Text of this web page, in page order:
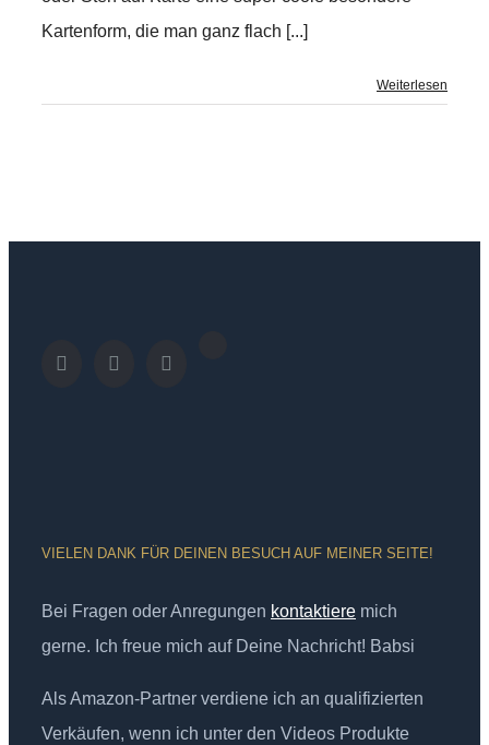
Kartenform, die man ganz flach [...]
Weiterlesen
VIELEN DANK FÜR DEINEN BESUCH AUF MEINER SEITE!
Bei Fragen oder Anregungen kontaktiere mich
gerne. Ich freue mich auf Deine Nachricht! Babsi
Als Amazon-Partner verdiene ich an qualifizierten
Verkäufen, wenn ich unter den Videos Produkte